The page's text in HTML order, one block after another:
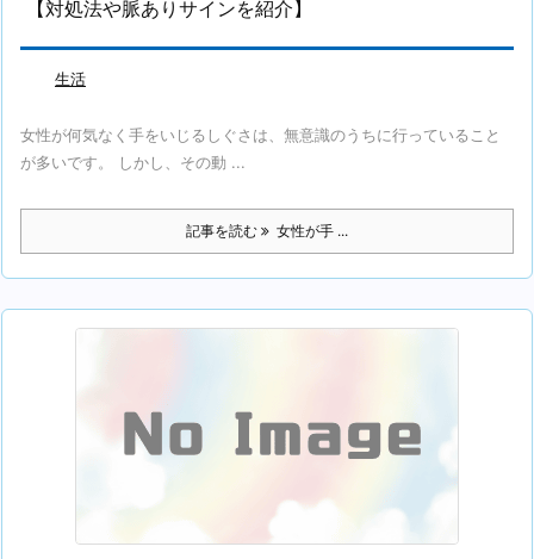
【対処法や脈ありサインを紹介】
生活
女性が何気なく手をいじるしぐさは、無意識のうちに行っていること
が多いです。 しかし、その動 ...
記事を読む 女性が手 ...